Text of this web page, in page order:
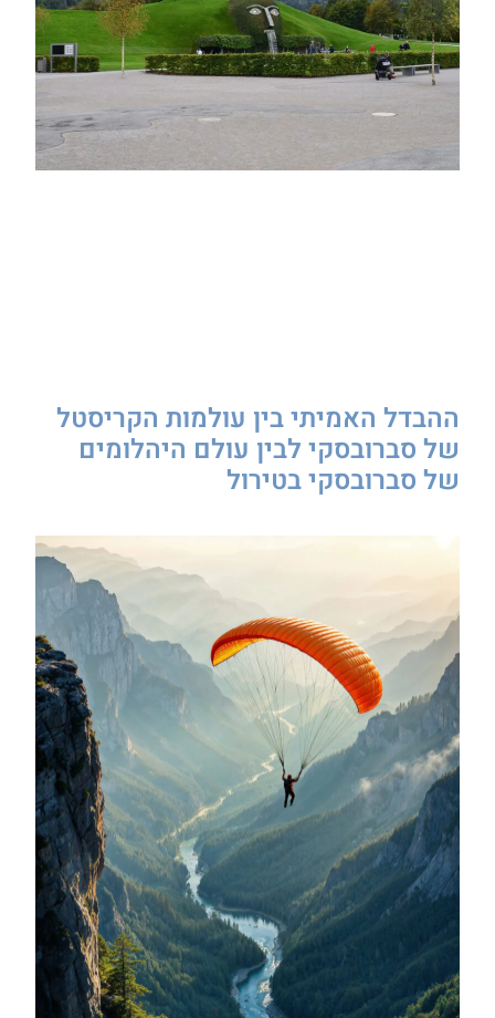
ההבדל האמיתי בין עולמות הקריסטל
של סברובסקי לבין עולם היהלומים
של סברובסקי בטירול